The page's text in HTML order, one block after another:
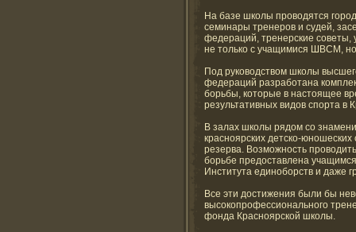
На базе школы проводятся
семинары тренеров и судей,
федераций, тренерские советы,
не только с учащимися ШВСМ,
Под руководством школы
федераций разработана
борьбы, которые в настоящее
результативных видов спорта в
В залах школы рядом со
красноярских детско-
резерва. Возможность
борьбе предоставлена
Института единоборств и даже
Все эти достижения были бы
высокопрофессионального
фонда Красноярской школы.